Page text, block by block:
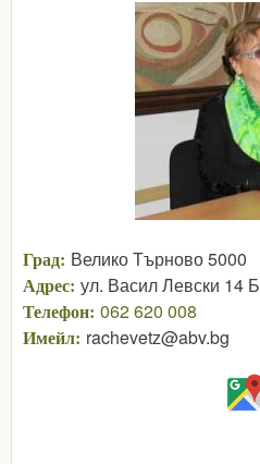
Град: Велико Търново 5000
Адрес: ул. Васил Левски 14 Б
Телефон: 062 620 008
Имейл: rachevetz@abv.bg